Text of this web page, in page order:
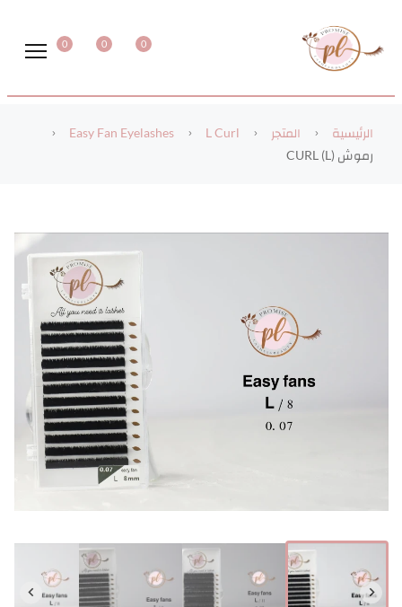
0
0
0
الرئيسية المتجر Easy Fan Eyelashes
L Curl
رموش CURL (L)